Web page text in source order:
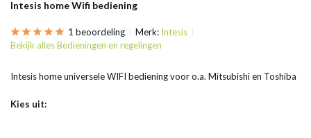
Intesis home Wifi bediening
1 beoordeling Merk: Intesis
Bekijk alles Bedieningen en regelingen
Intesis home universele WIFI bediening voor o.a. Mitsubishi en Toshiba
Kies uit: